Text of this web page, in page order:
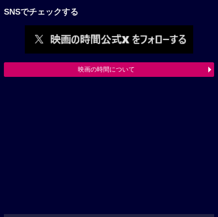
SNSでチェックする
映画の時間について